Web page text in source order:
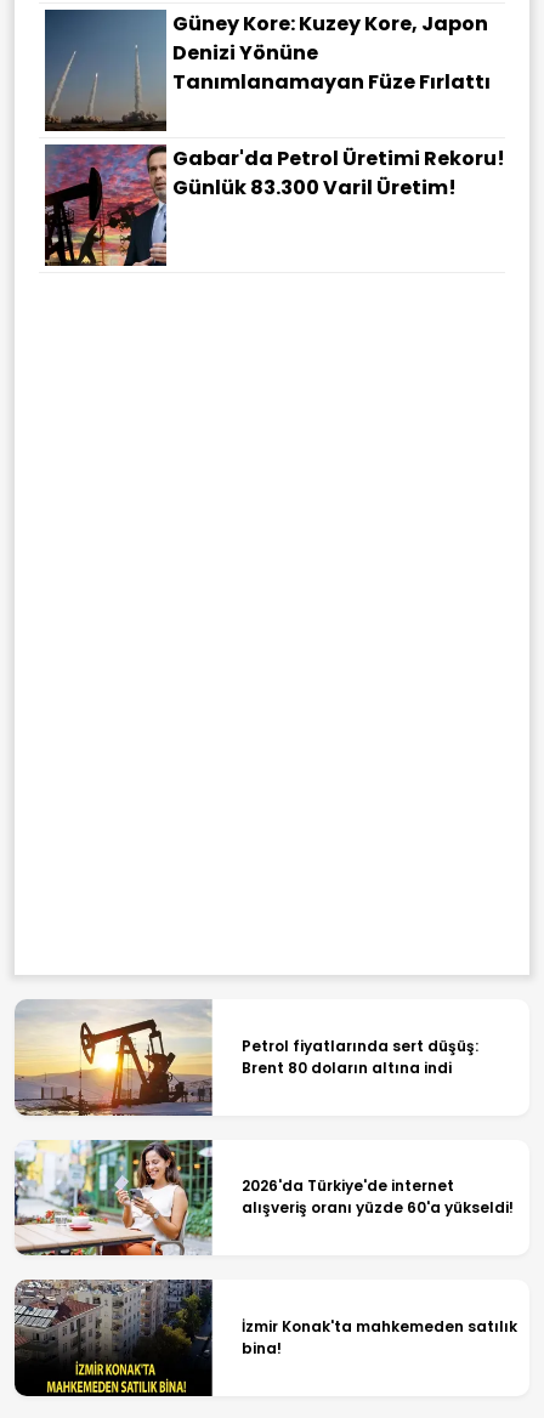
Güney Kore: Kuzey Kore, Japon
Denizi Yönüne
Tanımlanamayan Füze Fırlattı
Gabar'da Petrol Üretimi Rekoru!
Günlük 83.300 Varil Üretim!
Petrol fiyatlarında sert düşüş:
Brent 80 doların altına indi
2026'da Türkiye'de internet
alışveriş oranı yüzde 60'a yükseldi!
İzmir Konak'ta mahkemeden satılık
bina!